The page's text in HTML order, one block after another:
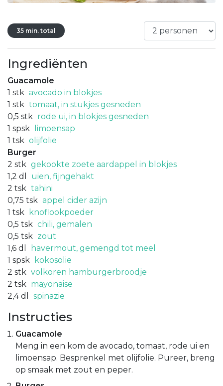
35 min. total
Ingrediënten
Guacamole
1 stk avocado in blokjes
1 stk tomaat, in stukjes gesneden
0,5 stk rode ui, in blokjes gesneden
1 spsk
limoensap
1 tsk olijfolie
Burger
2 stk gekookte zoete aardappel in blokjes
1,2 dl
uien, fijngehakt
2 tsk tahini
0,75 tsk appel cider azijn
1 tsk
knoflookpoeder
0,5 tsk chili, gemalen
0,5 tsk zout
1,6 dl
havermout, gemengd tot meel
1 spsk
kokosolie
2 stk volkoren hamburgerbroodje
2 tsk mayonaise
2,4 dl spinazie
Instructies
Guacamole
Meng in een kom de avocado, tomaat, rode ui en
limoensap. Besprenkel met olijfolie. Pureer, breng
op smaak met zout en peper.